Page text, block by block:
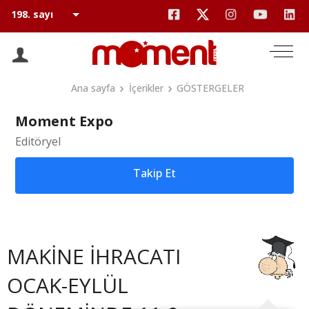
Ana sayfa İçerikler GÖSTERGELER
Moment Expo
Editöryel
Takip Et
MAKİNE İHRACATI
OCAK-EYLÜL